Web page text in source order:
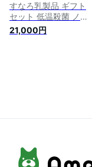
すなろ乳製品 ギフト
セット 低温殺菌 ノ
ンホモ牛乳 ミルク
牛乳 バター のむヨ
21,000円